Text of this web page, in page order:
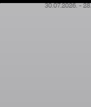
30.07.2026. -